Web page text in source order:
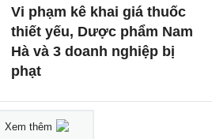
Vi phạm kê khai giá thuốc
thiết yếu, Dược phẩm Nam
Hà và 3 doanh nghiệp bị
phạt
Xem thêm